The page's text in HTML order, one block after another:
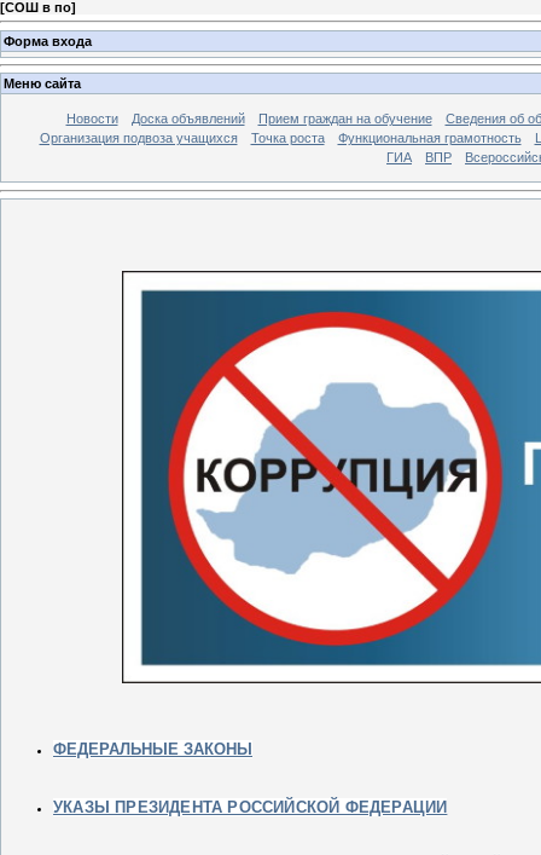
[СОШ в по]
Форма входа
Меню сайта
Новости Доска объявлений Прием граждан на обучение
Сведения об
Организация подвоза учащихся
Точка роста Функциональная грамотность
ГИА
ВПР
ФЕДЕРАЛЬНЫЕ ЗАКОНЫ
УКАЗЫ ПРЕЗИДЕНТА РОССИЙСКОЙ ФЕДЕРАЦИИ